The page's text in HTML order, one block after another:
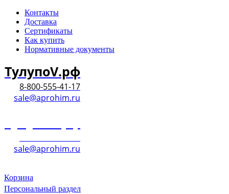
Контакты
Доставка
Сертификаты
Как купить
Нормативные документы
ТулупоV.рф
8-800-555-41-17
sale@aprohim.ru
sale@aprohim.ru
Корзина
Персональный раздел